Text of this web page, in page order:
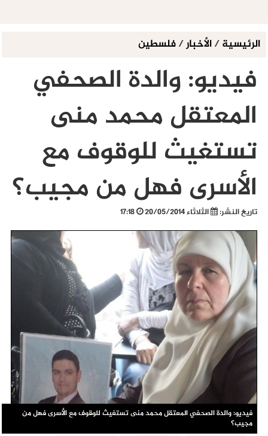
الرئيسية/الأخبار/فلسطين
فيديو: والدة الصحفي
المعتقل محمد منى
تستغيث للوقوف مع
الأسرى فهل من مجيب؟
تاريخ النشر: الثلاثاء 20/05/2014
فيديو: والدة الصحفي المعتقل محمد منى تستغيث للوقوف مع الأسرى فهل من
مجيب؟